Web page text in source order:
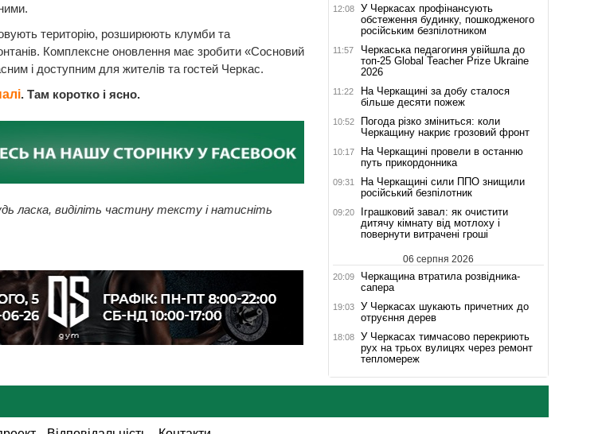
територію, розширюють клумби та
Комплексне оновлення має зробити «Сосновий
і доступним для жителів та гостей Черкас.
. Там коротко і ясно.
ласка, виділіть частину тексту і натисніть
12:08
У Черкасах профінансують
обстеження будинку, пошкодженого
російським безпілотником
11:57
Черкаська педагогиня увійшла до
топ-25 Global Teacher Prize Ukraine
2026
11:22
На Черкащині за добу сталося
більше десяти пожеж
10:52
Погода різко зміниться: коли
Черкащину накриє грозовий фронт
10:17
На Черкащині провели в останню
путь прикордонника
09:31
На Черкащині сили ППО знищили
російський безпілотник
09:20
Іграшковий завал: як очистити
дитячу кімнату від мотлоху і
повернути витрачені гроші
06 серпня 2026
20:09
Черкащина втратила розвідника-
сапера
19:03
У Черкасах шукають причетних до
отруєння дерев
18:08
У Черкасах тимчасово перекриють
рух на трьох вулицях через ремонт
тепломереж